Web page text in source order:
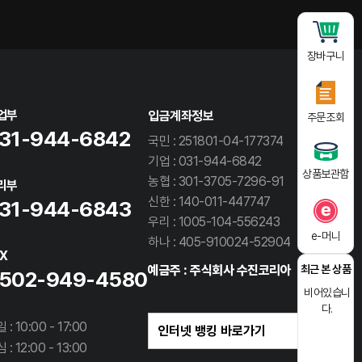
부
944-6842
부
944-6843
949-4580
: 10:00 - 17:00
: 12:00 - 13:00
입금계좌정보
국민 : 251801-04-177374
기업 : 031-944-6842
농협 : 301-3705-7296-91
신한 : 140-011-447747
우리 : 1005-104-556243
하나 : 405-910024-52904
예금주 : 주식회사 수진코리아
장바구니
주문조회
상품보관함
e-머니
최근 본 상품
비어있습니
다.